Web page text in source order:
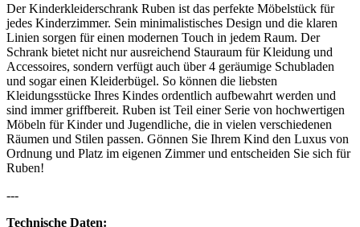
Der Kinderkleiderschrank Ruben ist das perfekte Möbelstück für
jedes Kinderzimmer. Sein minimalistisches Design und die klaren
Linien sorgen für einen modernen Touch in jedem Raum. Der
Schrank bietet nicht nur ausreichend Stauraum für Kleidung und
Accessoires, sondern verfügt auch über 4 geräumige Schubladen
und sogar einen Kleiderbügel. So können die liebsten
Kleidungsstücke Ihres Kindes ordentlich aufbewahrt werden und
sind immer griffbereit. Ruben ist Teil einer Serie von hochwertigen
Möbeln für Kinder und Jugendliche, die in vielen verschiedenen
Räumen und Stilen passen. Gönnen Sie Ihrem Kind den Luxus von
Ordnung und Platz im eigenen Zimmer und entscheiden Sie sich für
Ruben!
---
Technische Daten: